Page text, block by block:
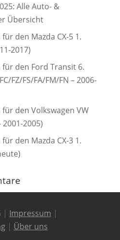
Alle Auto- &
Übersicht
den Mazda CX-5 1.
2017)
den Ford Transit 6.
FZ/FS/FA/FM/FN – 2006-
den Volkswagen VW
2001-2005)
den Mazda CX-3 1.
| Impressum |
| Über uns